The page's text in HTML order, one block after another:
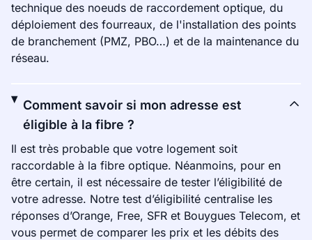
technique des noeuds de raccordement optique, du
déploiement des fourreaux, de l'installation des points
de branchement (PMZ, PBO…) et de la maintenance du
réseau.
Comment savoir si mon adresse est
éligible à la fibre ?
Il est très probable que votre logement soit
raccordable à la fibre optique. Néanmoins, pour en
être certain, il est nécessaire de tester l’éligibilité de
votre adresse. Notre test d’éligibilité centralise les
réponses d’Orange, Free, SFR et Bouygues Telecom, et
vous permet de comparer les prix et les débits des